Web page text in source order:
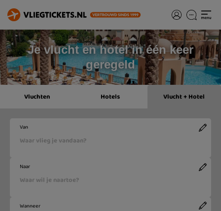
Je vlucht en hotel in één keer
geregeld